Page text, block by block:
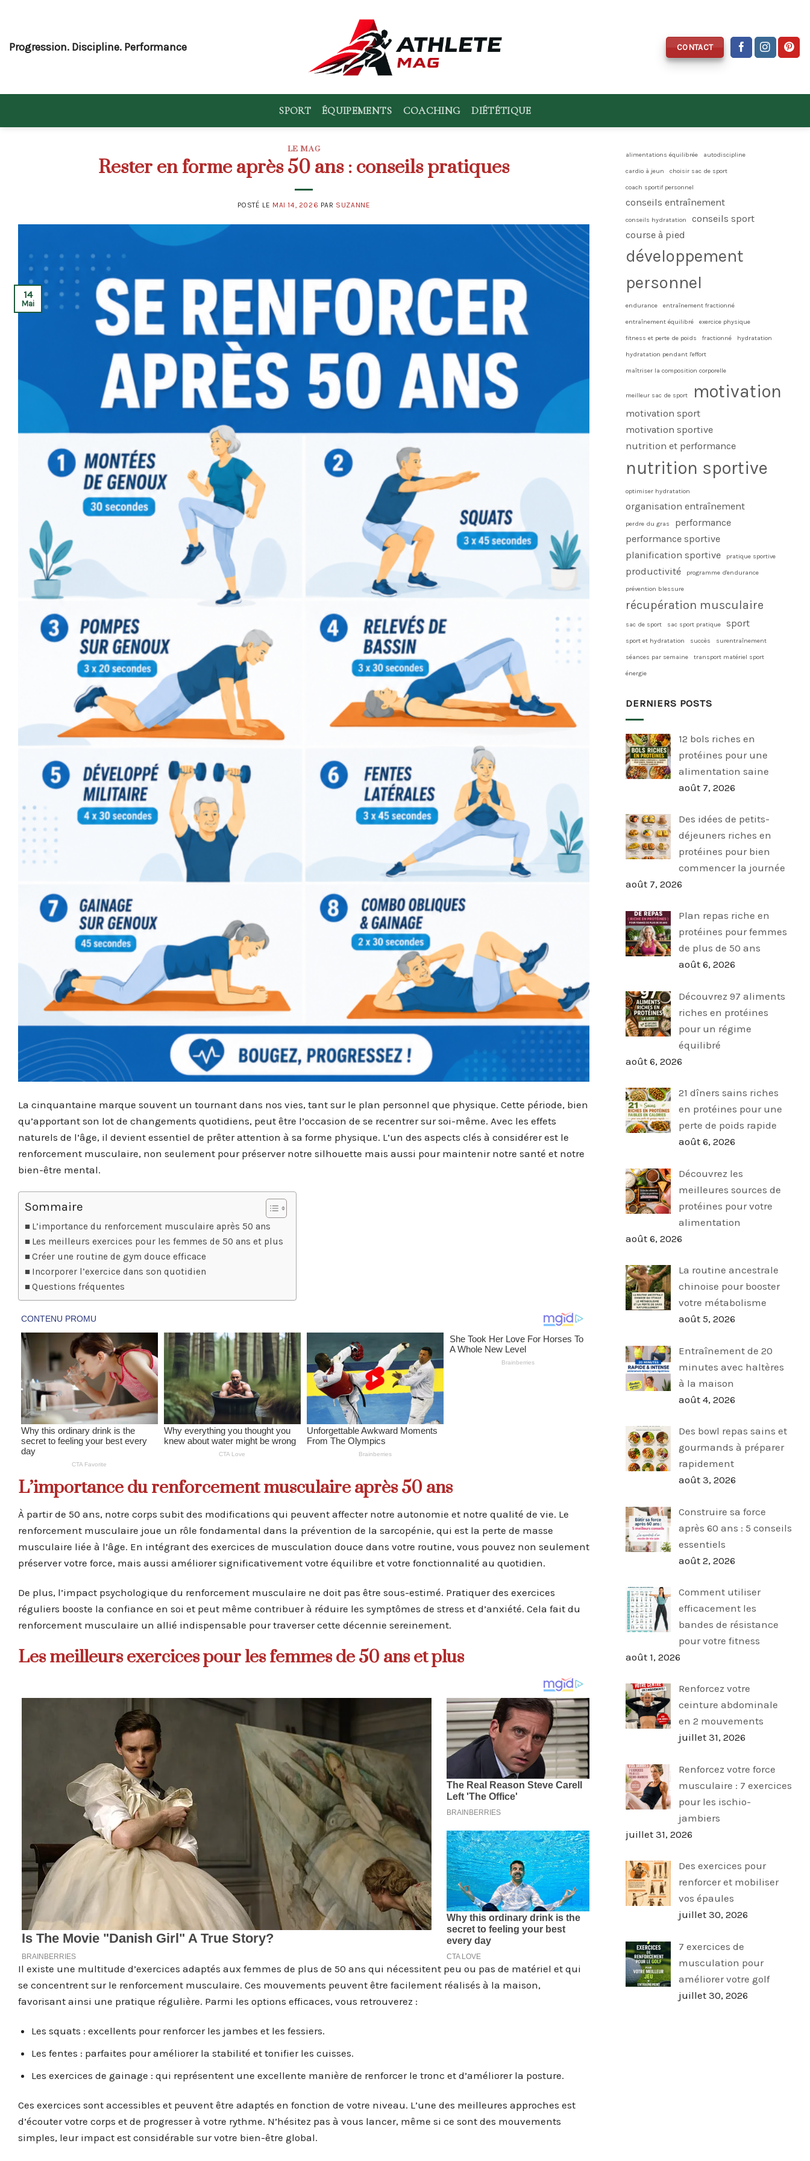
content
Progression. Discipline. Performance CONTACT
SPORT ÉQUIPEMENTS COACHING DIÉTÉTIQUE
LE MAG
Rester en forme après 50 ans : conseils pratiques
POSTÉ LE MAI 14, 2026 PAR SUZANNE
14
Mai
La cinquantaine marque souvent un tournant dans nos vies, tant sur le plan personnel que physique. Cette période, bien
qu’apportant son lot de changements quotidiens, peut être l’occasion de se recentrer sur soi-même. Avec les effets
naturels de l’âge, il devient essentiel de prêter attention à sa forme physique. L’un des aspects clés à considérer est le
renforcement musculaire, non seulement pour préserver notre silhouette mais aussi pour maintenir notre santé et notre
bien-être mental.
Sommaire
L’importance du renforcement musculaire après 50 ans
Les meilleurs exercices pour les femmes de 50 ans et plus
Créer une routine de gym douce efficace
Incorporer l’exercice dans son quotidien
Questions fréquentes
L’importance du renforcement musculaire après 50 ans
À partir de 50 ans, notre corps subit des modifications qui peuvent affecter notre autonomie et notre qualité de vie. Le
renforcement musculaire joue un rôle fondamental dans la prévention de la sarcopénie, qui est la perte de masse
musculaire liée à l’âge. En intégrant des exercices de musculation douce dans votre routine, vous pouvez non seulement
préserver votre force, mais aussi améliorer significativement votre équilibre et votre fonctionnalité au quotidien.
De plus, l’impact psychologique du renforcement musculaire ne doit pas être sous-estimé. Pratiquer des exercices
réguliers booste la confiance en soi et peut même contribuer à réduire les symptômes de stress et d’anxiété. Cela fait du
renforcement musculaire un allié indispensable pour traverser cette décennie sereinement.
Les meilleurs exercices pour les femmes de 50 ans et plus
Il existe une multitude d’exercices adaptés aux femmes de plus de 50 ans qui nécessitent peu ou pas de matériel et qui
se concentrent sur le renforcement musculaire. Ces mouvements peuvent être facilement réalisés à la maison,
favorisant ainsi une pratique régulière. Parmi les options efficaces, vous retrouverez :
Les squats : excellents pour renforcer les jambes et les fessiers.
Les fentes : parfaites pour améliorer la stabilité et tonifier les cuisses.
Les exercices de gainage : qui représentent une excellente manière de renforcer le tronc et d’améliorer la posture.
Ces exercices sont accessibles et peuvent être adaptés en fonction de votre niveau. L’une des meilleures approches est
d’écouter votre corps et de progresser à votre rythme. N’hésitez pas à vous lancer, même si ce sont des mouvements
simples, leur impact est considérable sur votre bien-être global.
alimentations équilibrée autodiscipline
cardio à jeun choisir sac de sport
coach sportif personnel
conseils entraînement
conseils hydratation
conseils sport
course à pied
développement
personnel
endurance entraînement fractionné
entraînement équilibré exercice physique
fitness et perte de poids fractionné hydratation
hydratation pendant l'effort
maîtriser la composition corporelle
meilleur sac de sport motivation
motivation sport
motivation sportive
nutrition et performance
nutrition sportive
optimiser hydratation
organisation entraînement
perdre du gras
performance
performance sportive
planification sportive
pratique sportive
productivité programme d'endurance
prévention blessure
récupération musculaire
sac de sport sac sport pratique sport
sport et hydratation succès surentraînement
séances par semaine transport matériel sport
énergie
DERNIERS POSTS
12 bols riches en
protéines pour une
alimentation saine
août 7, 2026
Des idées de petits-
déjeuners riches en
protéines pour bien
commencer la journée
août 7, 2026
Plan repas riche en
protéines pour femmes
de plus de 50 ans
août 6, 2026
Découvrez 97 aliments
riches en protéines
pour un régime
équilibré
août 6, 2026
21 dîners sains riches
en protéines pour une
perte de poids rapide
août 6, 2026
Découvrez les
meilleures sources de
protéines pour votre
alimentation
août 6, 2026
La routine ancestrale
chinoise pour booster
votre métabolisme
août 5, 2026
Entraînement de 20
minutes avec haltères
à la maison
août 4, 2026
Des bowl repas sains et
gourmands à préparer
rapidement
août 3, 2026
Construire sa force
après 60 ans : 5 conseils
essentiels
août 2, 2026
Comment utiliser
efficacement les
bandes de résistance
pour votre fitness
août 1, 2026
Renforcez votre
ceinture abdominale
en 2 mouvements
juillet 31, 2026
Renforcez votre force
musculaire : 7 exercices
pour les ischio-
jambiers
juillet 31, 2026
Des exercices pour
renforcer et mobiliser
vos épaules
juillet 30, 2026
7 exercices de
musculation pour
améliorer votre golf
juillet 30, 2026